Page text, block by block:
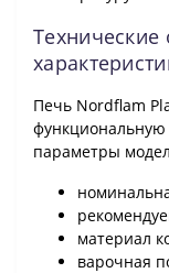
Технические
Печь Nordflam
параметры
материал
варочная